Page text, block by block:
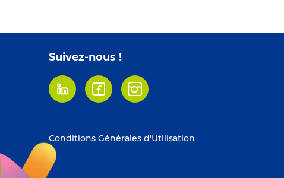
Suivez-nous !
LinkedinFacebookInstagram
Footer
menu
Conditions Générales d'Utilisation